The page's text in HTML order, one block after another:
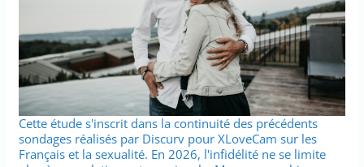
Cette étude s'inscrit dans la continuité des précédents
sondages réalisés par Discurv pour XLoveCam sur les
Français et la sexualité. En 2026, l'infidélité ne se limite